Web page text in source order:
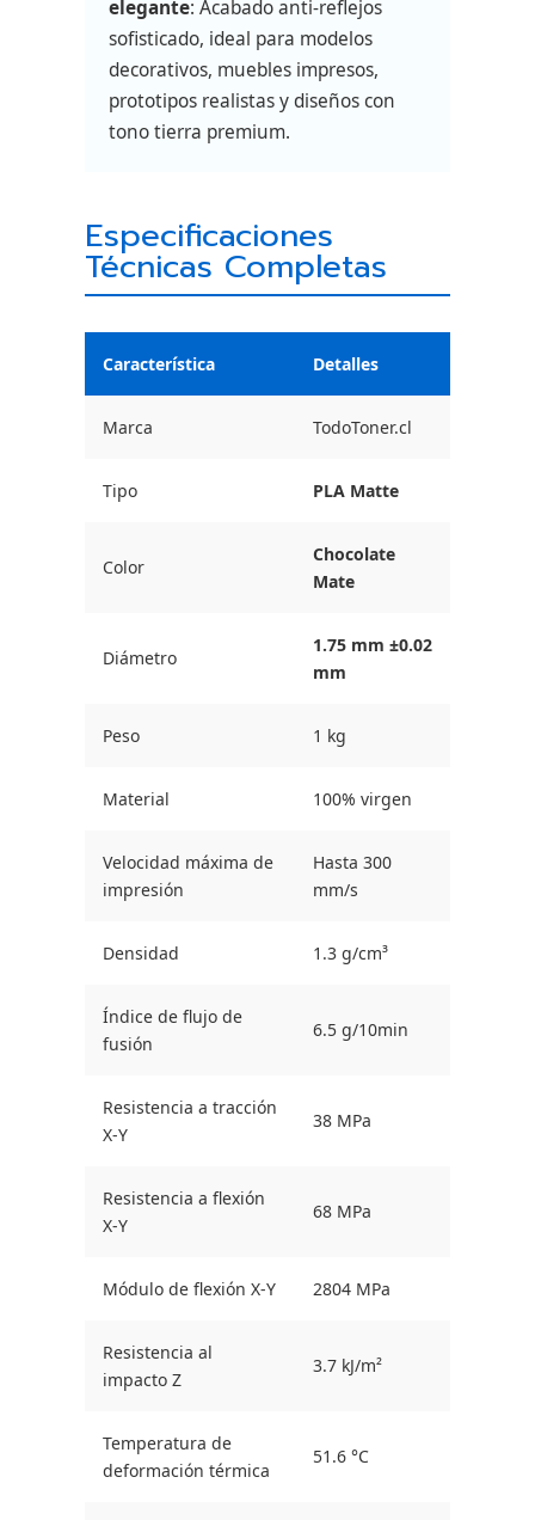
elegante: Acabado anti-reflejos
sofisticado, ideal para modelos
decorativos, muebles impresos,
prototipos realistas y diseños con
tono tierra premium.
Especificaciones
Técnicas Completas
Característica Detalles
Marca TodoToner.cl
Tipo PLA Matte
Color
Chocolate
Mate
Diámetro
1.75 mm ±0.02
mm
Peso 1 kg
Material 100% virgen
Velocidad máxima de
impresión
Hasta 300
mm/s
Densidad 1.3 g/cm³
Índice de flujo de
fusión
6.5 g/10min
Resistencia a tracción
X-Y
38 MPa
Resistencia a flexión
X-Y
68 MPa
Módulo de flexión X-Y 2804 MPa
Resistencia al
impacto Z
3.7 kJ/m²
Temperatura de
deformación térmica
51.6 °C